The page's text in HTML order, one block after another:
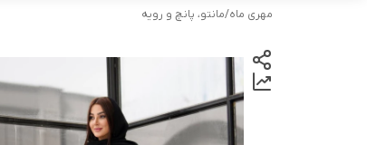
مهری ماه/مانتو، پانچ و رویه